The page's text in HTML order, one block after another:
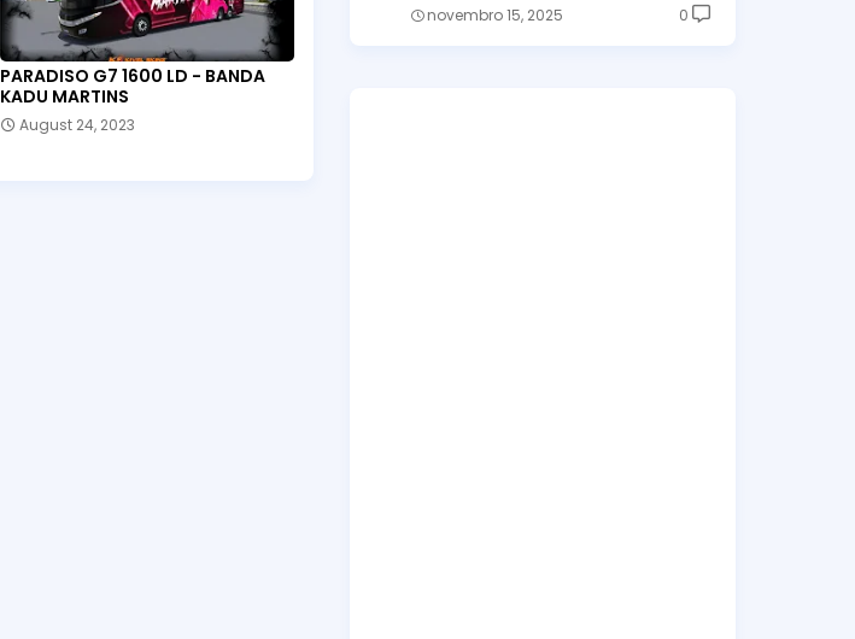
PARADISO G7 1600 LD - BANDA
KADU MARTINS
August 24, 2023
novembro 15, 2025 0